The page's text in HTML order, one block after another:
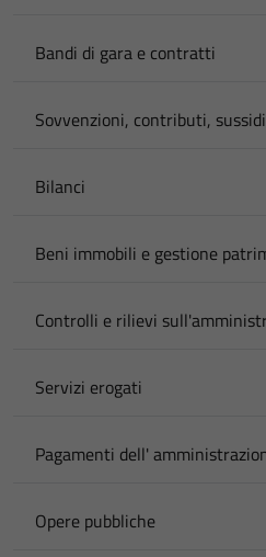
Bandi di gara e contratti
Sovvenzioni, contributi,
Bilanci
Beni immobili e gestione
Controlli e rilievi
Servizi erogati
Pagamenti dell'
Opere pubbliche